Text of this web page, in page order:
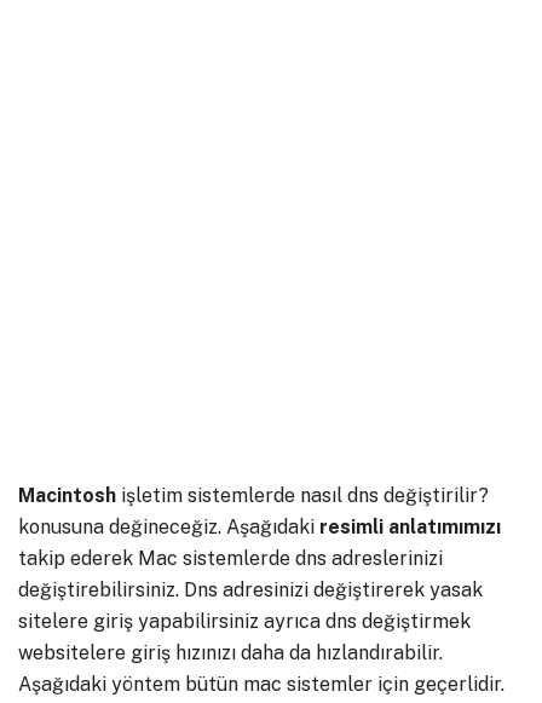
Macintosh işletim sistemlerde nasıl dns değiştirilir?
konusuna değineceğiz. Aşağıdaki resimli anlatımımızı
takip ederek Mac sistemlerde dns adreslerinizi
değiştirebilirsiniz. Dns adresinizi değiştirerek yasak
sitelere giriş yapabilirsiniz ayrıca dns değiştirmek
websitelere giriş hızınızı daha da hızlandırabilir.
Aşağıdaki yöntem bütün mac sistemler için geçerlidir.